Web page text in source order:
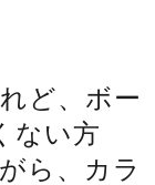
ど、ボー
ない方
ら、カラ